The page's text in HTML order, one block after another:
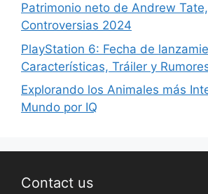
Patrimonio neto de Andrew
Controversias 2024
PlayStation 6: Fecha de
Características, Tráiler y
Explorando los Animales más
Mundo por IQ
Contact us